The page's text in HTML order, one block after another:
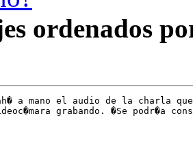
ordenados
a mano el audio de la charla
grabando. �Se podr�a